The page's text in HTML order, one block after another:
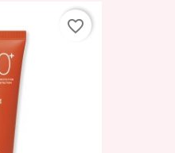
favorite_border